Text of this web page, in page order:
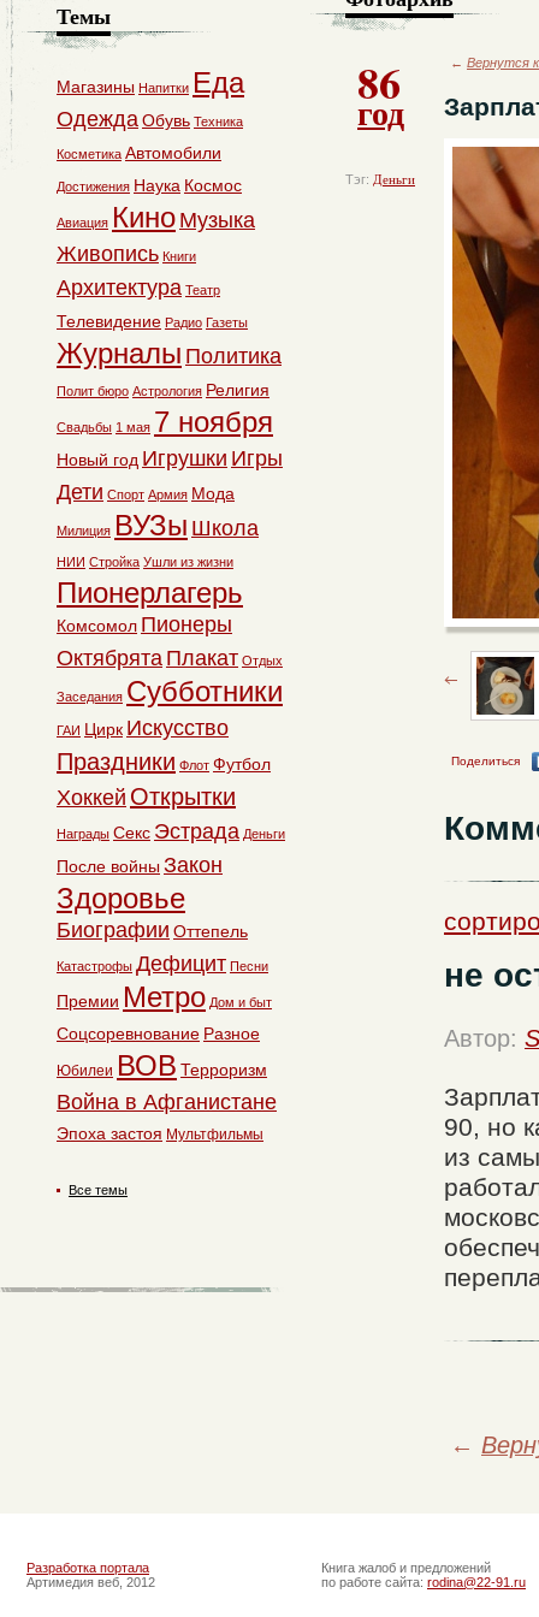
86
год
Тэг: Деньги
← Вернутся
Поделиться
не
Автор:
90, но
из
←
Темы
Магазины Напитки Еда
ОдеждаОбувь Техника
Косметика Автомобили
Достижения Наука Космос
Авиация Кино Музыка
Живопись Книги
Архитектура Театр
Телевидение Радио Газеты
Журналы Политика
Полит бюро Астрология Религия
Свадьбы 1 мая 7 ноября
Новый год Игрушки Игры
Дети Спорт Армия Мода
Милиция ВУЗы Школа
НИИ Стройка Ушли из жизни
Пионерлагерь
Комсомол Пионеры
Октябрята Плакат Отдых
Заседания Субботники
ГАИ Цирк Искусство
Праздники Флот Футбол
Хоккей Открытки
Награды Секс Эстрада Деньги
После войны Закон
Здоровье
Биографии Оттепель
Катастрофы Дефицит Песни
Премии Метро Дом и быт
Соцсоревнование Разное
Юбилеи ВОВ Терроризм
Война в Афганистане
Эпоха застоя Мультфильмы
Все темы
Разработка портала
Артимедия веб, 2012
Книга жалоб и предложений
по работе сайта: rodina@22-91.ru